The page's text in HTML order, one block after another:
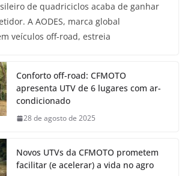
de quadriciclos acaba de ganhar
A AODES, marca global
veículos off-road, estreia
Conforto off-road: CFMOTO
apresenta UTV de 6 lugares com ar-
condicionado
28 de agosto de 2025
Novos UTVs da CFMOTO prometem
facilitar (e acelerar) a vida no agro